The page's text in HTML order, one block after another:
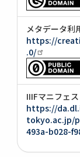
メタデータ利
https://
.0/
IIIFマニフェ
https://
tokyo.ac.jp/
493a-b028-